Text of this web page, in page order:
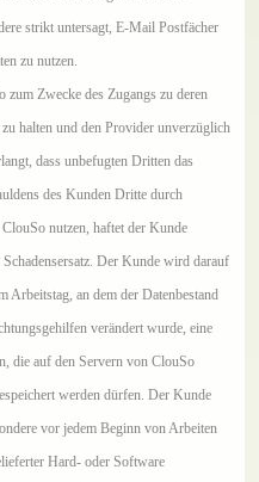
strikt untersagt, E-Mail Postfächer
zu nutzen.
Zwecke des Zugangs zu deren
halten und den Provider unverzüglich
dass unbefugten Dritten das
des Kunden Dritte durch
nutzen, haftet der Kunde
Der Kunde wird darauf
Arbeitstag, an dem der Datenbestand
verändert wurde, eine
die auf den Servern von ClouSo
werden dürfen. Der Kunde
vor jedem Beginn von Arbeiten
Hard- oder Software